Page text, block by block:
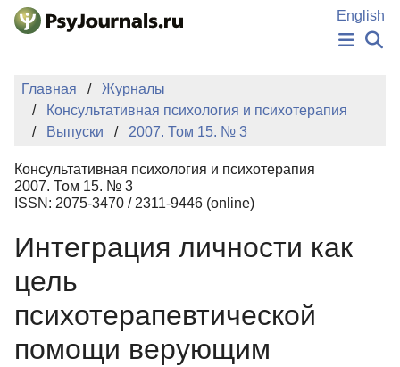
Перейти к основному содержанию
English
НОВОСТИ
АВТОРЫ
КЛЮЧЕВЫЕ СЛОВА
Регистрация
Главная
Журналы
Консультативная психология и психотерапия
Выпуски
2007. Том 15. № 3
Консультативная психология и психотерапия
2007. Том 15. № 3
ISSN: 2075-3470 / 2311-9446 (online)
Интеграция личности как
цель
психотерапевтической
помощи верующим